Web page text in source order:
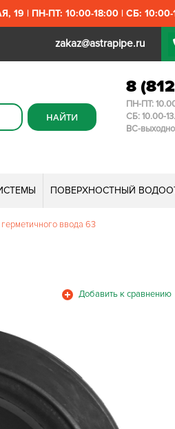
| ПН-ПТ: 10:00-18:00 | СБ: 10:00-
zakaz@astrapipe.ru
8
ПН-ПТ:
СБ: 10.00-
ВС-
ПОВЕРХНОСТНЫЙ
ввода 63